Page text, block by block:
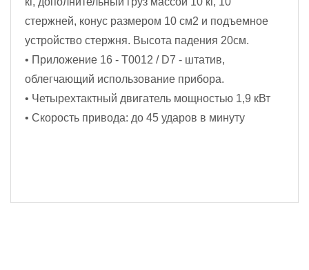
стержней, конус размером 10 см2 и подъемное
устройство стержня. Высота падения 20см.
• Приложение 16 - T0012 / D7 - штатив,
облегчающий использование прибора.
• Четырехтактный двигатель мощностью 1,9 кВт
• Скорость привода: до 45 ударов в минуту